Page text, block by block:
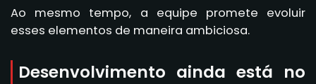
Ao mesmo tempo, a equipe promete evoluir
esses elementos de maneira ambiciosa.
Desenvolvimento ainda está no